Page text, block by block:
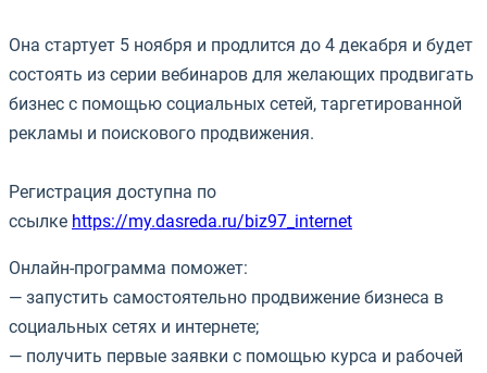
Она стартует 5 ноября и продлится до 4 декабря и будет
состоять из серии вебинаров для желающих продвигать
бизнес с помощью социальных сетей, таргетированной
рекламы и поискового продвижения.
Регистрация доступна по
ссылке https://my.dasreda.ru/biz97_internet
Онлайн-программа поможет:
— запустить самостоятельно продвижение бизнеса в
социальных сетях и интернете;
— получить первые заявки с помощью курса и рабочей